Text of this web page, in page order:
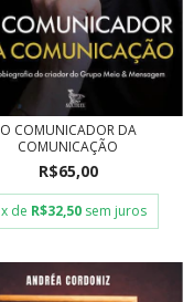
O COMUNICADOR DA
COMUNICAÇÃO
R$65,00
x de R$32,50 sem juros